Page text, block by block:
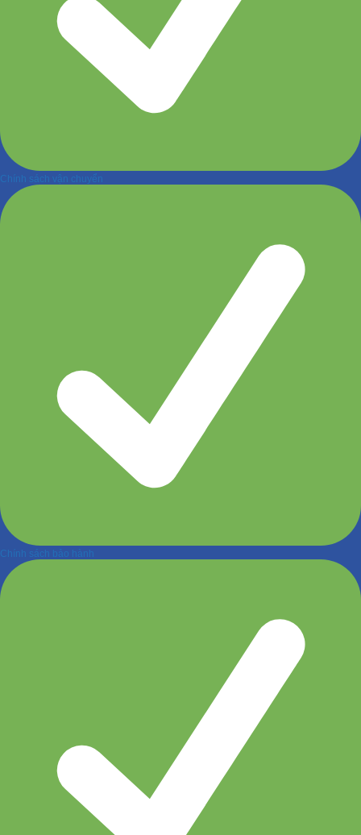
Chính sách vận chuyển
Chính sách bảo hành